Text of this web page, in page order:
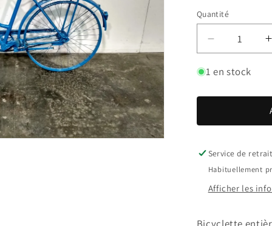
Quantité
Réduire
la
quantité
Bicyclette
1 en stock
Service de
Habituellement
Afficher les
Bicyclette